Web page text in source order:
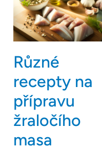
Různé
recepty na
přípravu
žraločího
masa